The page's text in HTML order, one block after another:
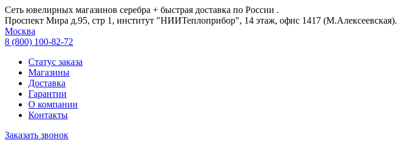
Сеть ювелирных магазинов серебра + быстрая доставка по России .
Проспект Мира д.95, стр 1, институт "НИИТеплоприбор", 14 этаж, офис 1417 (М.Алексеевская).
Москва
8 (800) 100-82-72
Статус заказа
Магазины
Доставка
Гарантии
О компании
Контакты
Заказать звонок